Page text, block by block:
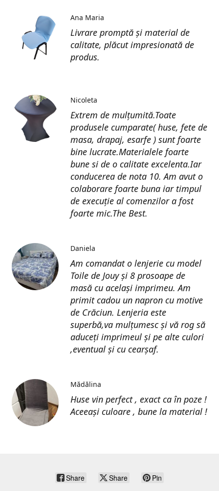
Livrare promptă și material de
calitate, plăcut impresionată de
produs.
Ana Maria
Extrem de mulțumită.Toate
produsele cumparate( huse, fete de
masa, drapaj, esarfe ) sunt foarte
bine lucrate.Materialele foarte
bune si de o calitate excelenta.Iar
conducerea de nota 10. Am avut o
colaborare foarte buna iar timpul
de execuție al comenzilor a fost
foarte mic.The Best.
Nicoleta
Am comandat o lenjerie cu model
Toile de Jouy și 8 prosoape de
masă cu același imprimeu. Am
primit cadou un napron cu motive
de Crăciun. Lenjeria este
superbă,va mulțumesc și vă rog să
aduceți imprimeul și pe alte culori
,eventual și cu cearșaf.
Daniela
Huse vin perfect , exact ca în poze !
Aceeași culoare , bune la material !
Mădălina
Share Share Pin